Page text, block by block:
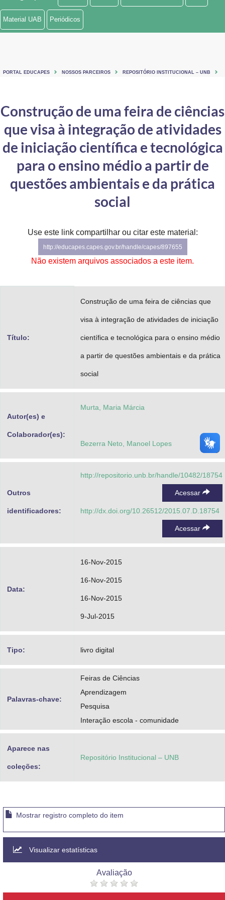
Ministério de Minas e Energia
Controladoria-Geral da União
Ministério da Mulher, da Família e dos Direitos Humanos
Secretaria-Geral
Secretaria de Governo
Advocacia-Geral da União
Banco Central do Brasil
Material UAB Periódicos
PORTAL EDUCAPES NOSSOS PARCEIROS REPOSITÓRIO INSTITUCIONAL – UNB
Construção de uma feira de ciências
que visa à integração de atividades
de iniciação científica e tecnológica
para o ensino médio a partir de
questões ambientais e da prática
social
Use este link compartilhar ou citar este material:
http://educapes.capes.gov.br/handle/capes/897655
Não existem arquivos associados a este item.
Título:
Construção de uma feira de ciências que
visa à integração de atividades de iniciação
científica e tecnológica para o ensino médio
a partir de questões ambientais e da prática
social
Autor(es) e
Colaborador(es):
Murta, Maria Márcia
Bezerra Neto, Manoel Lopes
Outros
identificadores:
http://repositorio.unb.br/handle/10482/18754
Acessar
http://dx.doi.org/10.26512/2015.07.D.18754
Acessar
Data:
16-Nov-2015
16-Nov-2015
16-Nov-2015
9-Jul-2015
Tipo: livro digital
Palavras-chave:
Feiras de Ciências
Aprendizagem
Pesquisa
Interação escola - comunidade
Aparece nas
coleções:
Repositório Institucional – UNB
Mostrar registro completo do item
Visualizar estatísticas
Avaliação